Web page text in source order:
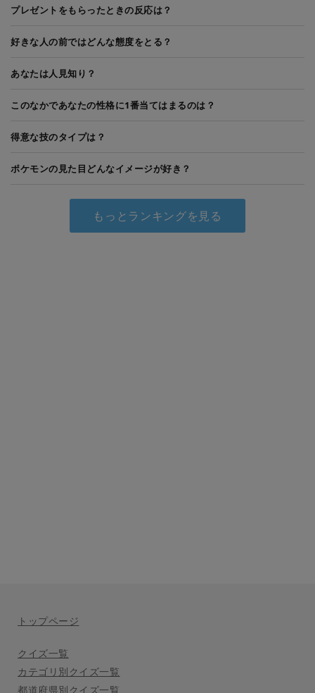
プレゼントをもらったときの反応は？
好きな人の前ではどんな態度をとる？
あなたは人見知り？
このなかであなたの性格に1番当てはまるのは？
得意な技のタイプは？
ポケモンの見た目どんなイメージが好き？
もっとランキングを見る
トップページ
クイズ一覧
カテゴリ別クイズ一覧
都道府県別クイズ一覧